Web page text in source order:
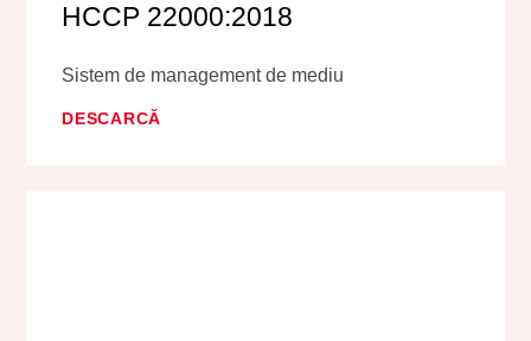
HCCP 22000:2018
Sistem de management de mediu
DESCARCĂ